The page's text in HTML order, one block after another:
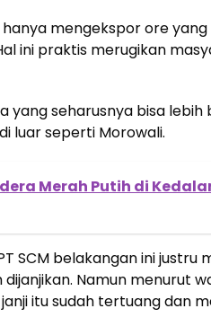
mengekspor ore
ini praktis merugikan
yang seharusnya bisa lebih
luar seperti Morowali.
Merah Putih di
SCM belakangan ini justru
Namun menurut
itu sudah tertuang dan